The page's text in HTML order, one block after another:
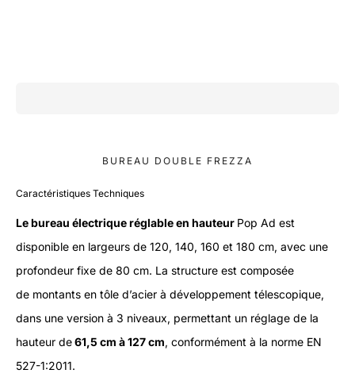
BUREAU DOUBLE FREZZA
Caractéristiques Techniques
Le bureau électrique réglable en hauteur Pop Ad est
disponible en largeurs de 120, 140, 160 et 180 cm, avec une
profondeur fixe de 80 cm. La structure est composée
de montants en tôle d’acier à développement télescopique,
dans une version à 3 niveaux, permettant un réglage de la
hauteur de61,5 cm à 127 cm, conformément à la norme EN
527-1:2011.